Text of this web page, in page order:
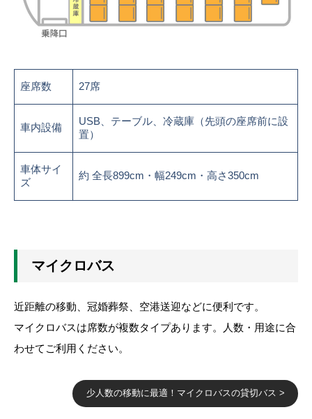
座席数 27席
車内設備
USB、テーブル、冷蔵庫（先頭の座席前に設
置）
車体サイ
ズ
約 全長899cm・幅249cm・高さ350cm
マイクロバス
近距離の移動、冠婚葬祭、空港送迎などに便利です。
マイクロバスは席数が複数タイプあります。人数・用途に合
わせてご利用ください。
少人数の移動に最適！マイクロバスの貸切バス >